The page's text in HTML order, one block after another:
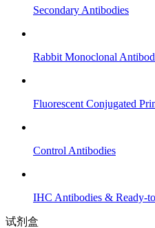
Secondary Antibodies
Rabbit Monoclonal
Fluorescent Conjugated
Control Antibodies
IHC Antibodies & Ready-
试剂盒